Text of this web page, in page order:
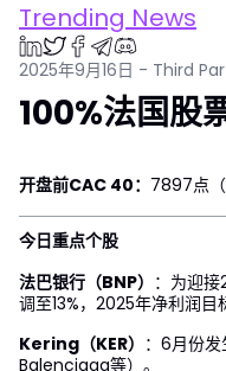
Trending News
2025年9月16日 - Third
100%法国股
开盘前CAC 40： 7897点（
今日重点个股
法巴银行（BNP） ：为迎
调至13%，2025年净利润目
Kering（KER） ：6月份
Balenciaga等）。